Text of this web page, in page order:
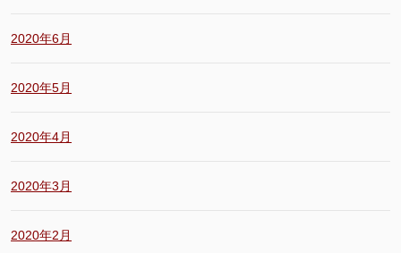
2020年6月
2020年5月
2020年4月
2020年3月
2020年2月